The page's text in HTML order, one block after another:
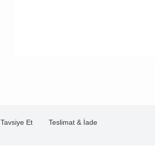
Tavsiye Et Teslimat & İade